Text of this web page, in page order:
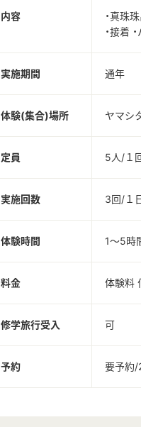
内容
・真珠
・接着
実施期間 通年
体験(集合)場所 ヤマシ
定員 5人/１
実施回数 3回/１
体験時間 1～5時
料金 体験料
修学旅行受入 可
予約 要予約/